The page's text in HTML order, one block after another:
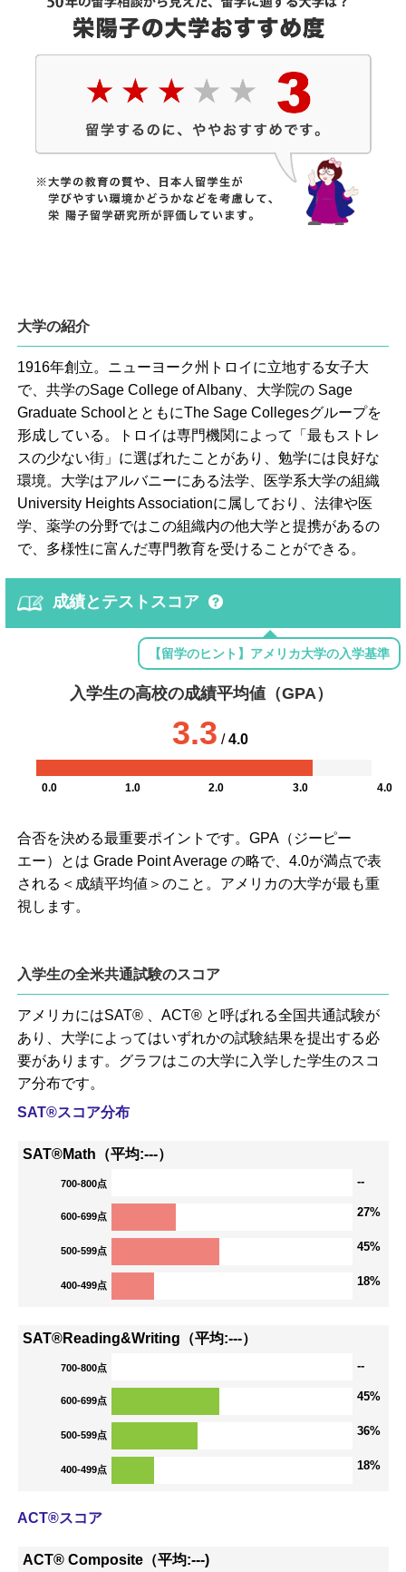
大学の紹介
1916年創立。ニューヨーク州トロイに立地する女子大
で、共学のSage College of Albany、大学院の Sage
Graduate SchoolとともにThe Sage Collegesグループを
形成している。トロイは専門機関によって「最もストレ
スの少ない街」に選ばれたことがあり、勉学には良好な
環境。大学はアルバニーにある法学、医学系大学の組織
University Heights Associationに属しており、法律や医
学、薬学の分野ではこの組織内の他大学と提携があるの
で、多様性に富んだ専門教育を受けることができる。
成績とテストスコア
【留学のヒント】アメリカ大学の入学基準
入学生の高校の成績平均値（GPA）
3.3 /4.0
0.0 1.0 2.0 3.0 4.0
合否を決める最重要ポイントです。GPA（ジーピー
エー）とは Grade Point Average の略で、4.0が満点で表
される＜成績平均値＞のこと。アメリカの大学が最も重
視します。
入学生の全米共通試験のスコア
アメリカにはSAT® 、ACT® と呼ばれる全国共通試験が
あり、大学によってはいずれかの試験結果を提出する必
要があります。グラフはこの大学に入学した学生のスコ
ア分布です。
SAT®スコア分布
SAT®Math（平均:---）
700-800点 --
600-699点 27%
500-599点 45%
400-499点 18%
SAT®Reading&Writing（平均:---）
700-800点 --
600-699点 45%
500-599点 36%
400-499点 18%
ACT®スコア
ACT® Composite（平均:---)